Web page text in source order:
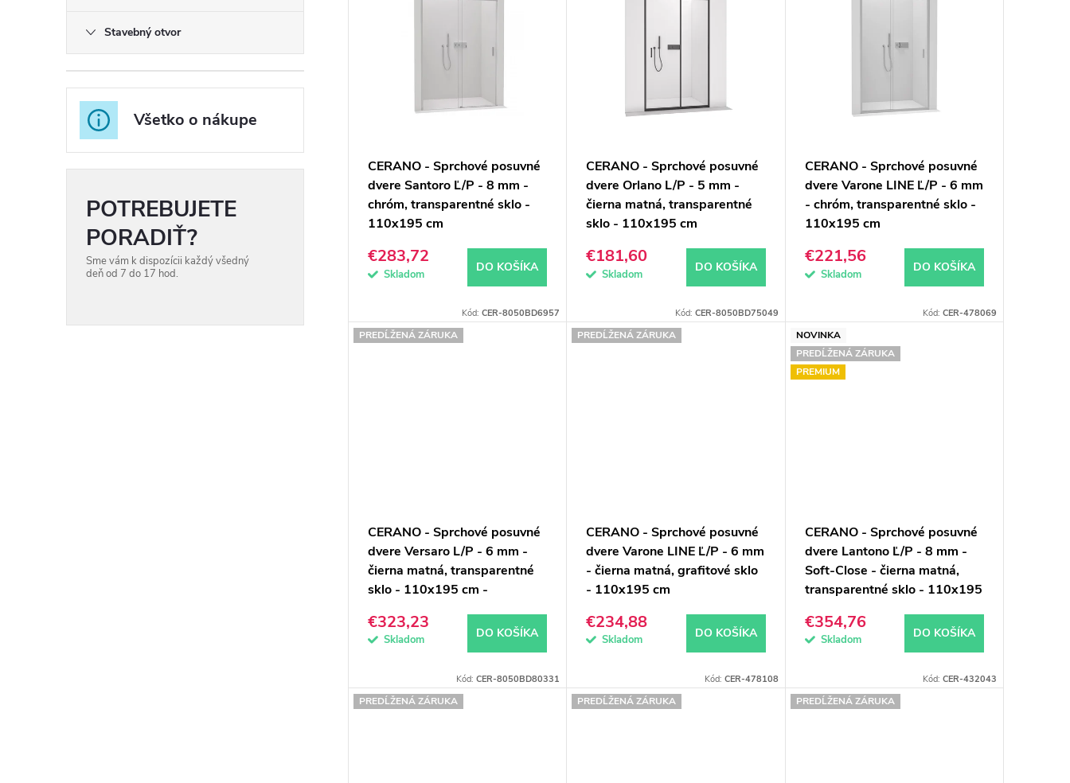
Stavebný otvor
Všetko o nákupe
POTREBUJETE
PORADIŤ?
Sme vám k dispozícii každý všedný
deň od 7 do 17 hod.
v
o
CERANO - Sprchové posuvné
dvere Santoro Ľ/P - 8 mm -
chróm, transparentné sklo -
110x195 cm
€283,72
Skladom DO KOŠÍKA
Kód:CER-8050BD6957
CERANO - Sprchové posuvné
dvere Orlano L/P - 5 mm -
čierna matná, transparentné
sklo - 110x195 cm
€181,60
Skladom DO KOŠÍKA
Kód: CER-8050BD75049
CERANO - Sprchové posuvné
dvere Varone LINE Ľ/P - 6 mm
- chróm, transparentné sklo -
110x195 cm
€221,56
Skladom DO KOŠÍKA
Kód: CER-478069
PREDĹŽENÁ ZÁRUKA
CERANO - Sprchové posuvné
dvere Versaro L/P - 6 mm -
čierna matná, transparentné
sklo - 110x195 cm -
€323,23
Skladom DO KOŠÍKA
Kód:CER-8050BD80331
PREDĹŽENÁ ZÁRUKA
CERANO - Sprchové posuvné
dvere Varone LINE Ľ/P - 6 mm
- čierna matná, grafitové sklo
- 110x195 cm
€234,88
Skladom DO KOŠÍKA
Kód: CER-478108
NOVINKA
PREDĹŽENÁ ZÁRUKA
PREMIUM
CERANO - Sprchové posuvné
dvere Lantono Ľ/P - 8 mm -
Soft-Close - čierna matná,
transparentné sklo - 110x195
€354,76
Skladom DO KOŠÍKA
Kód: CER-432043
PREDĹŽENÁ ZÁRUKA PREDĹŽENÁ ZÁRUKA PREDĹŽENÁ ZÁRUKA